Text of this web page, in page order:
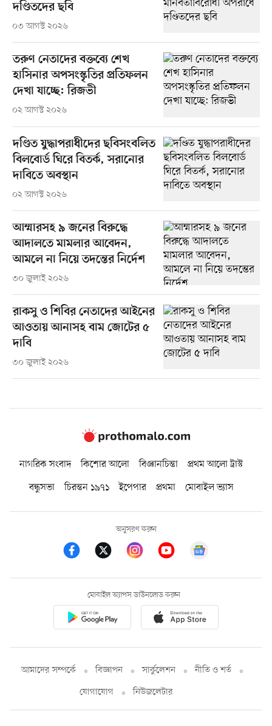
দণ্ডিতদের ছবি
০৩ আগস্ট ২০২৬
তরুণ নেতাদের বক্তব্যে শেখ
হাসিনার অপসংস্কৃতির প্রতিফলন
দেখা যাচ্ছে: রিজভী
০২ আগস্ট ২০২৬
দণ্ডিত যুদ্ধাপরাধীদের ছবিসংবলিত
বিলবোর্ড ঘিরে বিতর্ক, সরানোর
দাবিতে অবস্থান
০২ আগস্ট ২০২৬
আম্মারসহ ৯ জনের বিরুদ্ধে
আদালতে মামলার আবেদন,
আমলে না নিয়ে তদন্তের নির্দেশ
৩০ জুলাই ২০২৬
রাকসু ও শিবির নেতাদের আইনের
আওতায় আনাসহ বাম জোটের ৫
দাবি
৩০ জুলাই ২০২৬
নাগরিক সংবাদ কিশোর আলো বিজ্ঞানচিন্তা
প্রথম আলো ট্রাস্ট
বন্ধুসভা
চিরন্তন ১৯৭১ ইপেপার প্রথমা মোবাইল ভ্যাস
অনুসরণ করুন
মোবাইল অ্যাপস ডাউনলোড করুন
আমাদের সম্পর্কে বিজ্ঞাপন সার্কুলেশন
নীতি ও শর্ত
যোগাযোগ
নিউজলেটার